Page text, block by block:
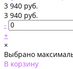
3 940 руб.
3 940 руб.
-
+
×
Выбрано
В корзину